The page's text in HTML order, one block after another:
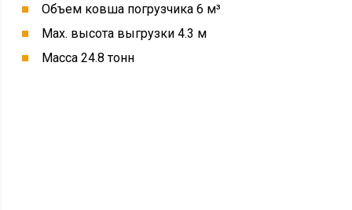
Объем ковша погрузчика 6 м³
Max. высота выгрузки 4.3 м
Масса 24.8 тонн